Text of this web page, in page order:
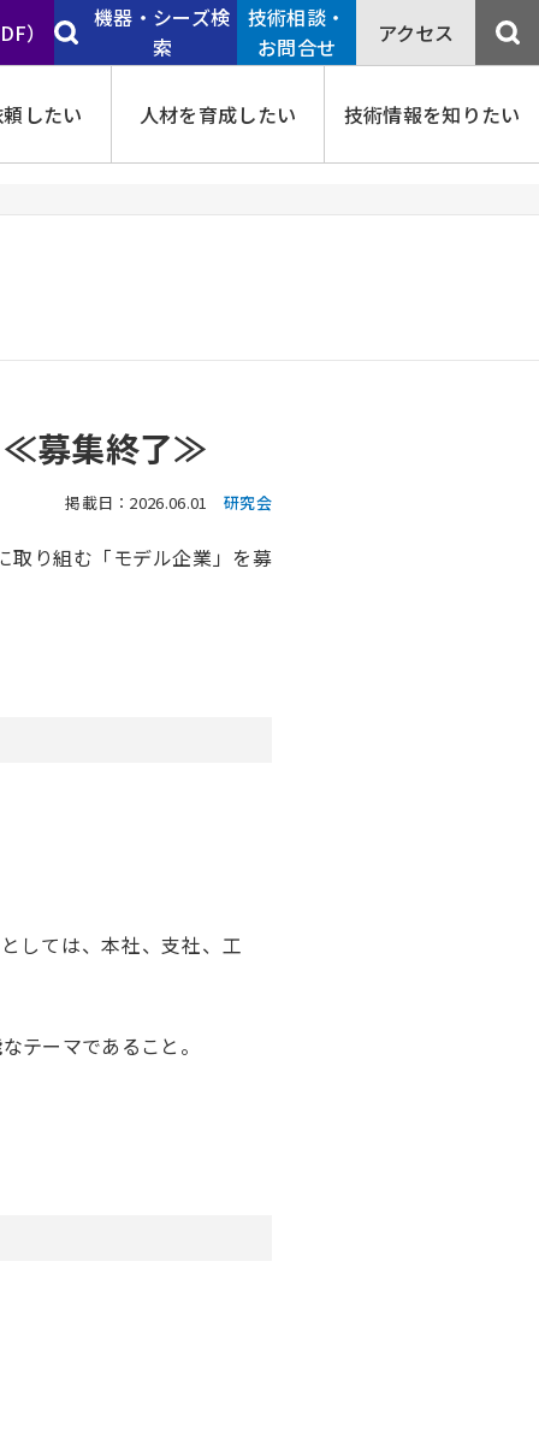
）
機器・シーズ検
索
技術相談・
お問合せ
アクセス
したい 人材を育成したい 技術情報を知りたい
≪募集終了≫
掲載日：2026.06.01 研究会
取り組む「モデル企業」を募
しては、本社、支社、工
なテーマであること。